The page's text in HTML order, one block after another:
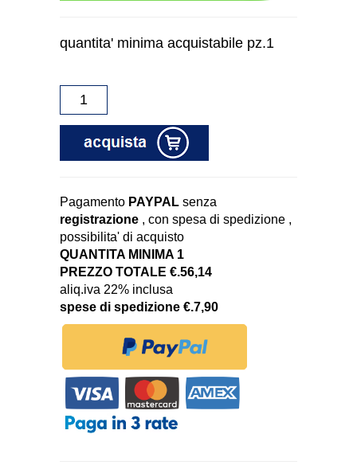
quantita' minima acquistabile pz.1
Pagamento PAYPAL senza
registrazione , con spesa di spedizione ,
possibilita' di acquisto
QUANTITA MINIMA 1
PREZZO TOTALE €.56,14
aliq.iva 22% inclusa
spese di spedizione €.7,90